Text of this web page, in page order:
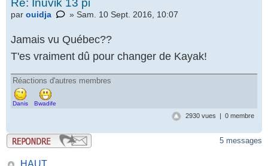
Re: Inuvik 13 pi
par ouidja » Sam. 10 Sept. 2016, 10:07
Jamais vu Québec??
T'es vraiment dû pour changer de Kayak!
Réactions d'autres membres
Danis Bwadife
2930 vues | 0 membre
5 messages